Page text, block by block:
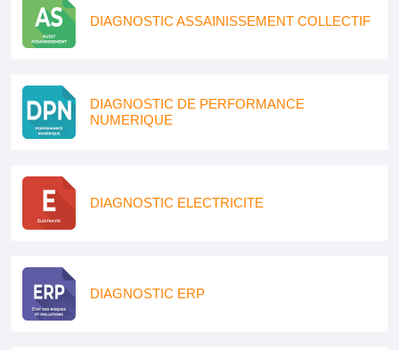
DIAGNOSTIC ASSAINISSEMENT COLLECTIF
DIAGNOSTIC DE PERFORMANCE
NUMERIQUE
DIAGNOSTIC ELECTRICITE
DIAGNOSTIC ERP